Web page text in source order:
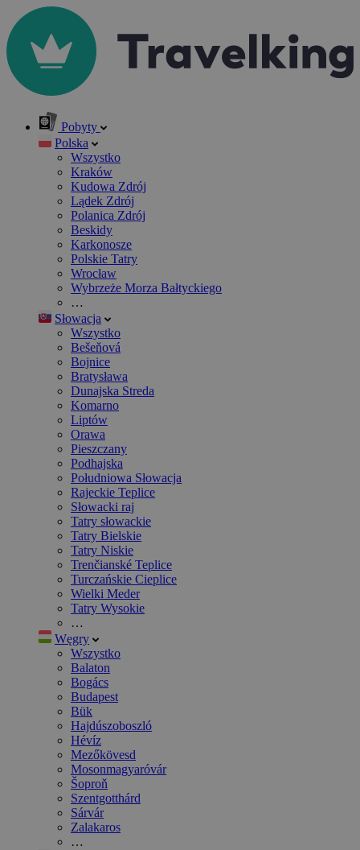
Pobyty
Polska
Wszystko
Kraków
Kudowa Zdrój
Lądek Zdrój
Polanica Zdrój
Beskidy
Karkonosze
Polskie Tatry
Wrocław
Wybrzeże Morza Bałtyckiego
…
Słowacja
Wszystko
Bešeňová
Bojnice
Bratysława
Dunajska Streda
Komarno
Liptów
Orawa
Pieszczany
Podhajska
Południowa Słowacja
Rajeckie Teplice
Słowacki raj
Tatry słowackie
Tatry Bielskie
Tatry Niskie
Trenčianské Teplice
Turczańskie Cieplice
Wielki Meder
Tatry Wysokie
…
Węgry
Wszystko
Balaton
Bogács
Budapest
Bük
Hajdúszoboszló
Hévíz
Mezőkövesd
Mosonmagyaróvár
Šoproň
Szentgotthárd
Sárvár
Zalakaros
…